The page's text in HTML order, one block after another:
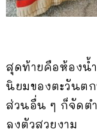
สุดท้ายคือห้องน้
นิยมของตะวันต
ส่วนอื่น ๆ ก็จัดต
ลงตัวสวยงาม